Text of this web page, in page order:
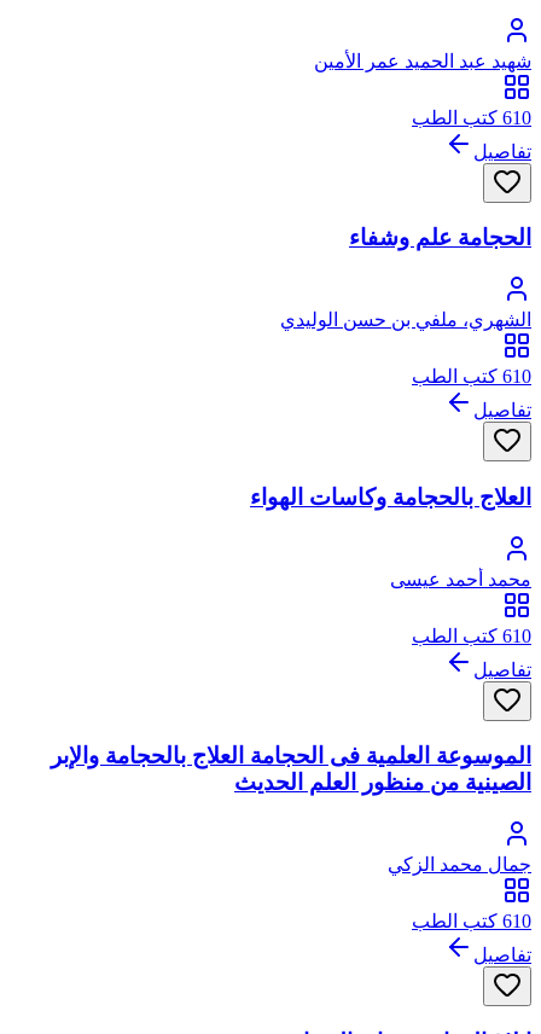
شهيد عبد الحميد عمر الأمين
610 كتب الطب
تفاصيل
الحجامة علم وشفاء
الشهري، ملفي بن حسن الوليدي
610 كتب الطب
تفاصيل
العلاج بالحجامة وكاسات الهواء
محمد أحمد عيسى
610 كتب الطب
تفاصيل
الموسوعة العلمية فى الحجامة العلاج بالحجامة والإبر
الصينية من منظور العلم الحديث
جمال محمد الزكي
610 كتب الطب
تفاصيل